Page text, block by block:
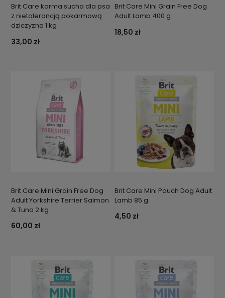
Brit Care karma sucha dla psa
z nietolerancją pokarmową
dziczyzna 1 kg
33,00 zł
Brit Care Mini Grain Free Dog
Adult Lamb 400 g
18,50 zł
Brit Care Mini Grain Free Dog
Adult Yorkshire Terrier Salmon
& Tuna 2 kg
60,00 zł
Brit Care Mini Pouch Dog Adult
Lamb 85 g
4,50 zł